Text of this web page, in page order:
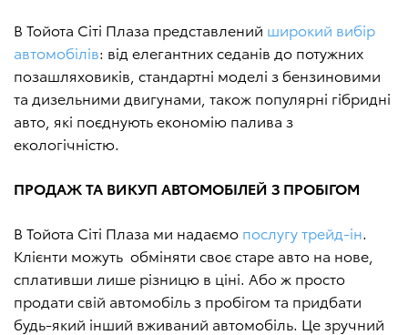
В Тойота Сіті Плаза представлений широкий вибір
автомобілів: від елегантних седанів до потужних
позашляховиків, стандартні моделі з бензиновими
та дизельними двигунами, також популярні гібридні
авто, які поєднують економію палива з
екологічністю.
ПРОДАЖ ТА ВИКУП АВТОМОБІЛЕЙ З ПРОБІГОМ
В Тойота Сіті Плаза ми надаємо послугу трейд-ін.
Клієнти можуть обміняти своє старе авто на нове,
сплативши лише різницю в ціні. Або ж просто
продати свій автомобіль з пробігом та придбати
будь-який інший вживаний автомобіль. Це зручний